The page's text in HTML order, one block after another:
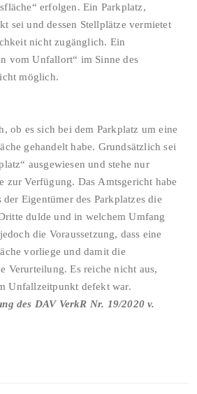
erfolgen. Ein Parkplatz,
sei und dessen Stellplätze vermietet
nicht zugänglich. Ein
vom Unfallort“ im Sinne des
möglich.
ob es sich bei dem Parkplatz um eine
gehandelt habe. Grundsätzlich sei
ausgewiesen und stehe nur
zur Verfügung. Das Amtsgericht habe
Eigentümer des Parkplatzes die
dulde und in welchem Umfang
die Voraussetzung, dass eine
vorliege und damit die
Verurteilung. Es reiche nicht aus,
Unfallzeitpunkt defekt war.
des DAV VerkR Nr. 19/2020 v.